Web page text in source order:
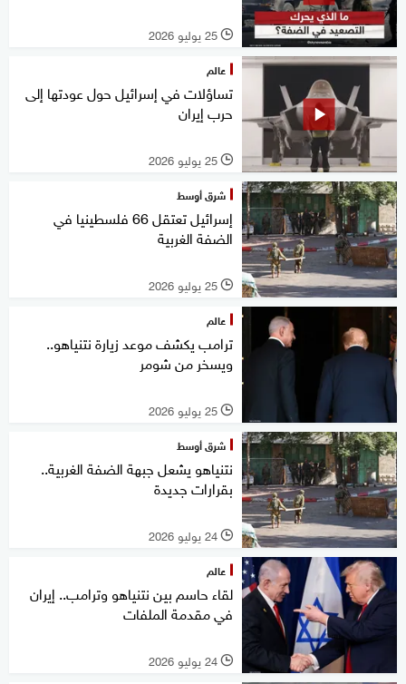
l 25 يوليو 2026
عالم
تساؤلات في إسرائيل حول عودتها إلى
حرب إيران
l 25 يوليو 2026
شرق أوسط
إسرائيل تعتقل 66 فلسطينيا في
الضفة الغربية
l 25 يوليو 2026
عالم
ترامب يكشف موعد زيارة نتنياهو..
ويسخر من شومر
l 25 يوليو 2026
شرق أوسط
نتنياهو يشعل جبهة الضفة الغربية..
بقرارات جديدة
l 24 يوليو 2026
عالم
لقاء حاسم بين نتنياهو وترامب.. إيران
في مقدمة الملفات
l 24 يوليو 2026